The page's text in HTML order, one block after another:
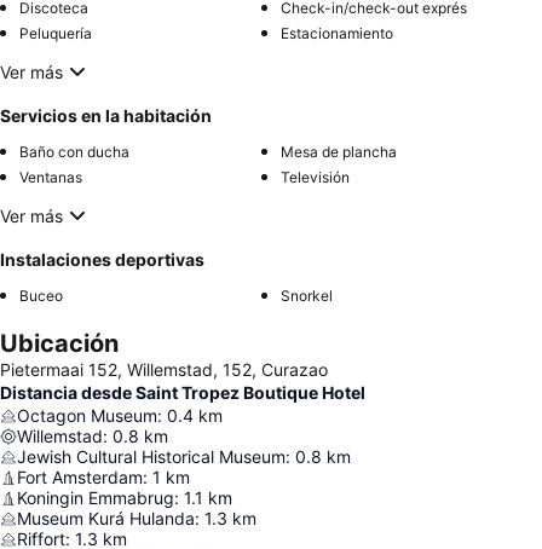
Discoteca
Check-in/check-out exprés
Peluquería
Estacionamiento
Ver más
Servicios en la habitación
Baño con ducha
Mesa de plancha
Ventanas
Televisión
Ver más
Instalaciones deportivas
Buceo Snorkel
Ubicación
Pietermaai 152, Willemstad, 152, Curazao
Distancia desde Saint Tropez Boutique Hotel
Octagon Museum: 0.4 km
Willemstad: 0.8 km
Jewish Cultural Historical Museum: 0.8 km
Fort Amsterdam: 1 km
Koningin Emmabrug: 1.1 km
Museum Kurá Hulanda: 1.3 km
Riffort: 1.3 km